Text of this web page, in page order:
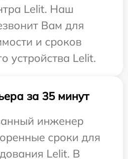
Lelit. Наш
Вам для
и сроков
устройства Lelit.
за 35 минут
инженер
сроки для
Lelit. В